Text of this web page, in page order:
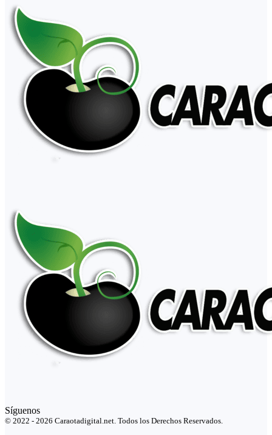
Síguenos
© 2022 - 2026 Caraotadigital.net. Todos los Derechos Reservados.